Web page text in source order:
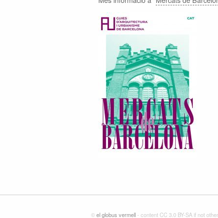
©el globus vermell - content CC 3.0 BY-SA if not